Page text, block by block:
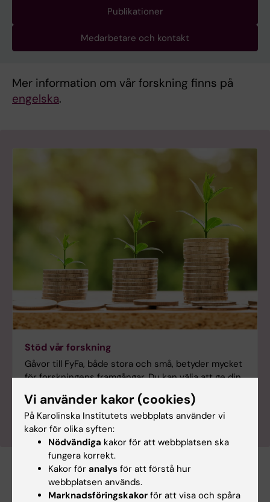
Publikationer
Medarbetare och kontakt
Mer information om vår forskning finns på
engelska.
Stöd vår forskning
Gåvor till FyFa, både stora och små, betyder mycket
för forskningens framgångar. Du kan välja att ge din
gåva via betallösningen Swish, bankgiro eller
kortbetalning.
Vi använder kakor (cookies)
På Karolinska Institutets webbplats använder vi
kakor för olika syften:
Nödvändiga kakor för att webbplatsen ska
fungera korrekt.
Kakor för analys för att förstå hur
webbplatsen används.
Marknadsföringskakor för att visa och spåra